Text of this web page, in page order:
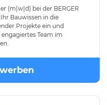
(m|w|d) bei der BERGER
Bauwissen in die
Projekte ein und
Team im